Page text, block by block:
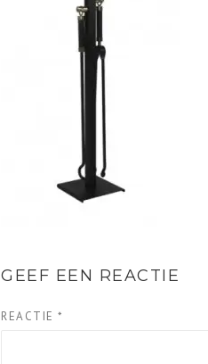
GEEF EEN REACTIE
REACTIE *